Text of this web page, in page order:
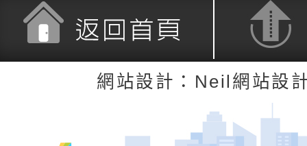
返回頂端
網站設計：Neil網站設